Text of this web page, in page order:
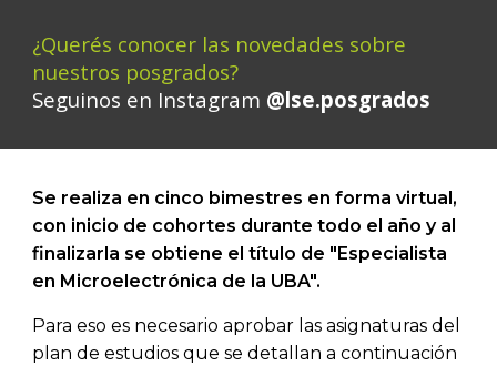
¿Querés conocer las novedades sobre
nuestros posgrados?
Seguinos en Instagram @lse.posgrados
Se realiza en cinco bimestres en forma virtual,
con inicio de cohortes durante todo el año y al
finalizarla se obtiene el título de "Especialista
en Microelectrónica de la UBA".
Para eso es necesario aprobar lasasignaturas del
plan de estudios que se detallan a continuación